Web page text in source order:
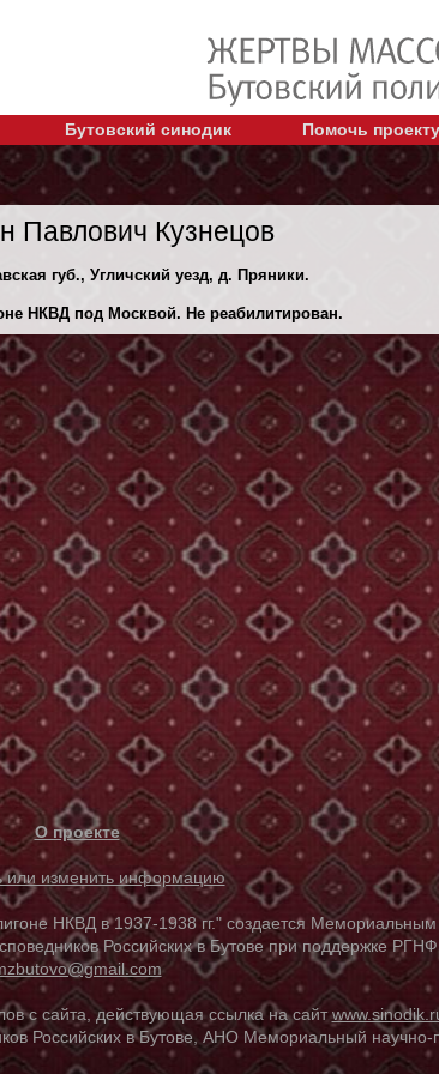
Бутовский синодик Помочь проекту
Павлович Кузнецов
губ., Угличский уезд, д. Пряники.
НКВД под Москвой. Не реабилитирован.
О проекте
или изменить информацию
НКВД в 1937-1938 гг." создается Мемориальным
Российских в Бутове при поддержке
с сайта, действующая ссылка на сайт
Российских в Бутове, АНО Мемориальный научно-